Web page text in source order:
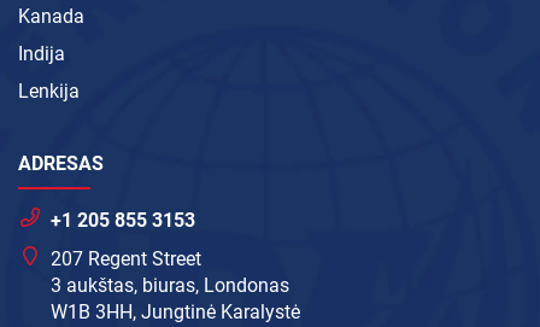
Kanada
Indija
Lenkija
ADRESAS
+1 205 855 3153
207 Regent Street
3 aukštas, biuras, Londonas
W1B 3HH, Jungtinė Karalystė